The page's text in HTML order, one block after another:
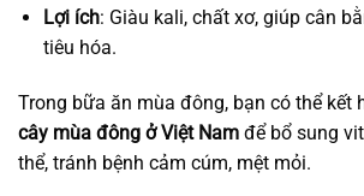
Lợi ích: Giàu kali, chất xơ, giúp cân
tiêu hóa.
Trong bữa ăn mùa đông, bạn có thể kết
cây mùa đông ở Việt Nam để bổ sung
thể, tránh bệnh cảm cúm, mệt mỏi.